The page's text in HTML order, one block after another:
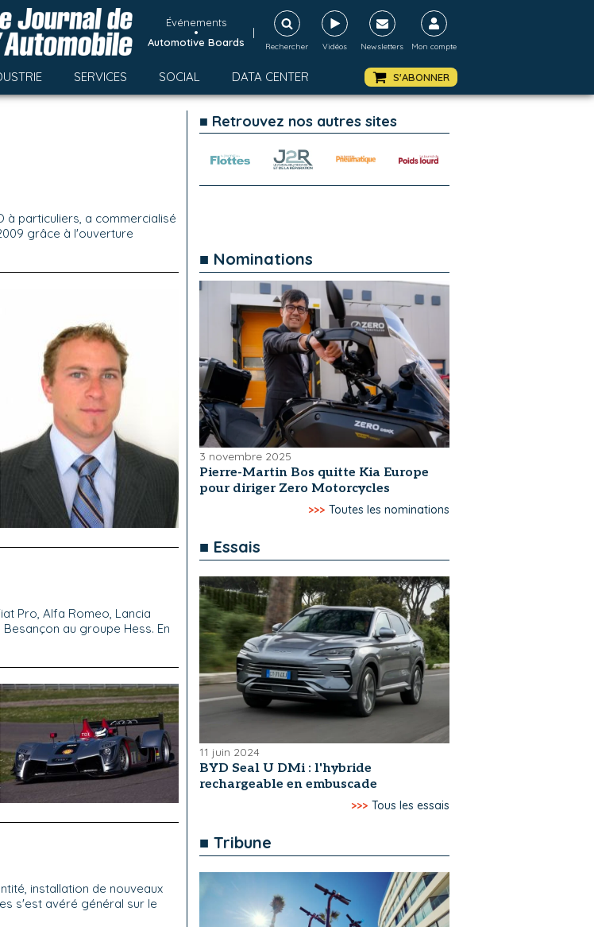
Événements
•
Automotive Boards
|
Rechercher Vidéos Newsletters Mon compte
SERVICES SOCIAL DATA CENTER S'ABONNER
à particuliers, a commercialisé
grâce à l'ouverture
Pro, Alfa Romeo, Lancia
au groupe Hess. En
installation de nouveaux
s'est avéré général sur le
■ Retrouvez nos autres sites
■ Nominations
3 novembre 2025
Pierre-Martin Bos quitte Kia Europe
pour diriger Zero Motorcycles
>>> Toutes les nominations
■ Essais
11 juin 2024
BYD Seal U DMi : l'hybride
rechargeable en embuscade
>>> Tous les essais
■ Tribune